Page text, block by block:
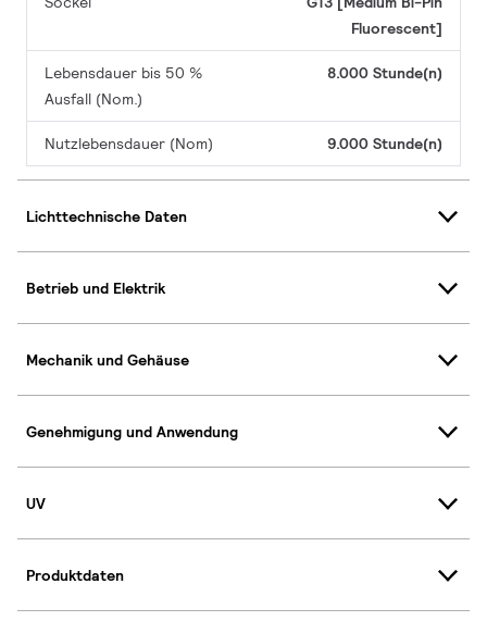
Fluorescent]
Lebensdauer bis 50 %
Ausfall (Nom.)
8.000 Stunde(n)
Nutzlebensdauer (Nom) 9.000 Stunde(n)
Lichttechnische Daten
Betrieb und Elektrik
Mechanik und Gehäuse
Genehmigung und Anwendung
UV
Produktdaten